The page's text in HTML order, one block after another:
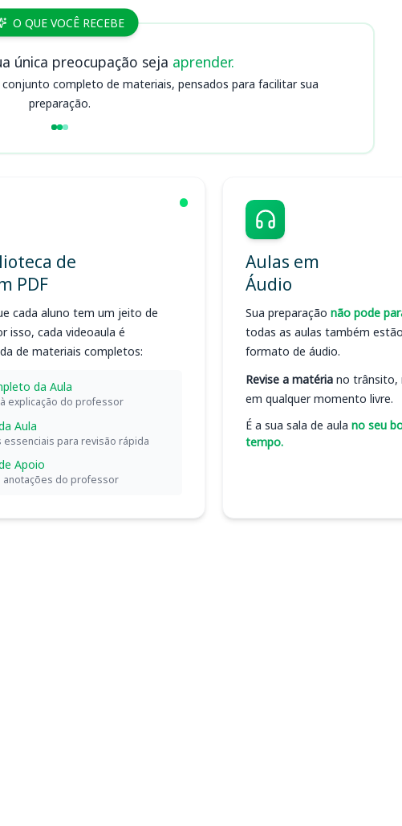
O QUE VOCÊ RECEBE
única preocupação seja aprender.
completo de materiais, pensados para facilitar sua
preparação.
de
PDF
cada aluno tem um jeito de
isso, cada videoaula é
de materiais completos:
da Aula
à explicação do professor
Aula
essenciais para revisão rápida
Apoio
anotações do professor
Aulas em
Áudio
Sua preparação não pode
todas as aulas também
formato de áudio.
Revise a matéria no trânsito,
em qualquer momento livre.
É a sua sala de aula no seu
tempo.